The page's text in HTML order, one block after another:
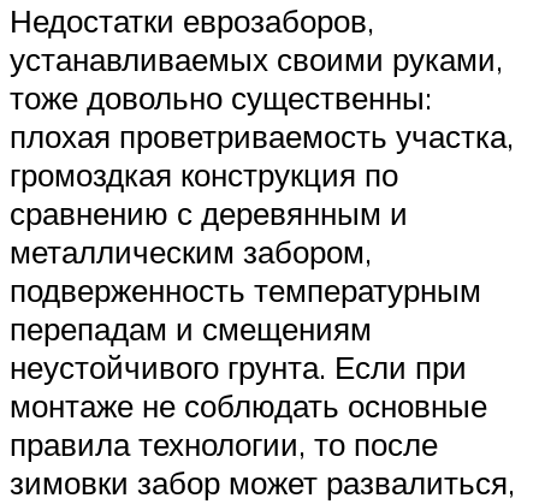
Недостатки еврозаборов,
устанавливаемых своими руками,
тоже довольно существенны:
плохая проветриваемость участка,
громоздкая конструкция по
сравнению с деревянным и
металлическим забором,
подверженность температурным
перепадам и смещениям
неустойчивого грунта. Если при
монтаже не соблюдать основные
правила технологии, то после
зимовки забор может развалиться,